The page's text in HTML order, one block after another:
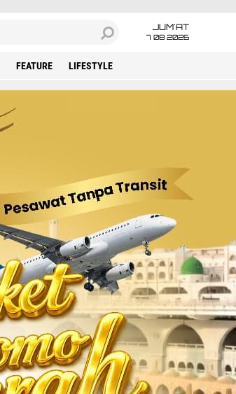
JUM'AT
7 08 2026
FEATURE LIFESTYLE